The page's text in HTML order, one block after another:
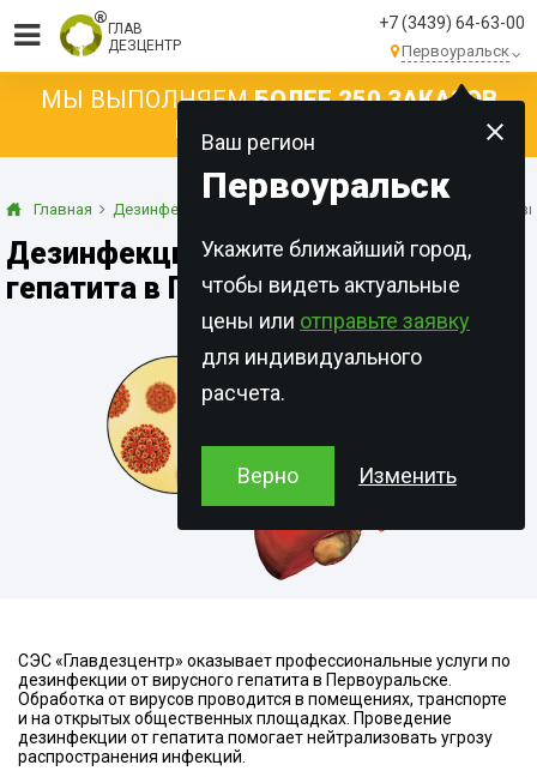
ГЛАВ
ДЕЗЦЕНТР
+7 (3439) 64-63-00
Первоуральск
Ваш регион
Первоуральск
Укажите ближайший город,
чтобы видеть актуальные
цены или отправьте заявку
для индивидуального
расчета.
Верно Изменить
МЫ ВЫПОЛНЯЕМБОЛЕЕ 250 ЗАКАЗОВ
КАЖДЫЙ ДЕНЬ!
Главная Дезинфекция При инфекционных заболеваниях
Дезинфекция от вирусного
гепатита в Первоуральске
СЭС «Главдезцентр» оказывает профессиональные услуги по
дезинфекции от вирусного гепатита в Первоуральске.
Обработка от вирусов проводится в помещениях, транспорте
и на открытых общественных площадках. Проведение
дезинфекции от гепатита помогает нейтрализовать угрозу
распространения инфекций.